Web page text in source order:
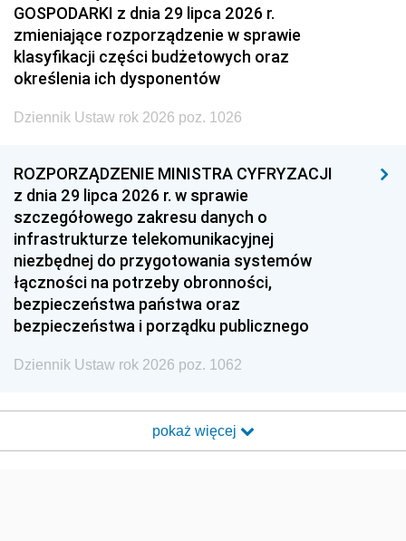
GOSPODARKI z dnia 29 lipca 2026 r.
zmieniające rozporządzenie w sprawie
klasyfikacji części budżetowych oraz
określenia ich dysponentów
Dziennik Ustaw rok 2026 poz. 1026
ROZPORZĄDZENIE MINISTRA CYFRYZACJI
z dnia 29 lipca 2026 r. w sprawie
szczegółowego zakresu danych o
infrastrukturze telekomunikacyjnej
niezbędnej do przygotowania systemów
łączności na potrzeby obronności,
bezpieczeństwa państwa oraz
bezpieczeństwa i porządku publicznego
Dziennik Ustaw rok 2026 poz. 1062
pokaż więcej